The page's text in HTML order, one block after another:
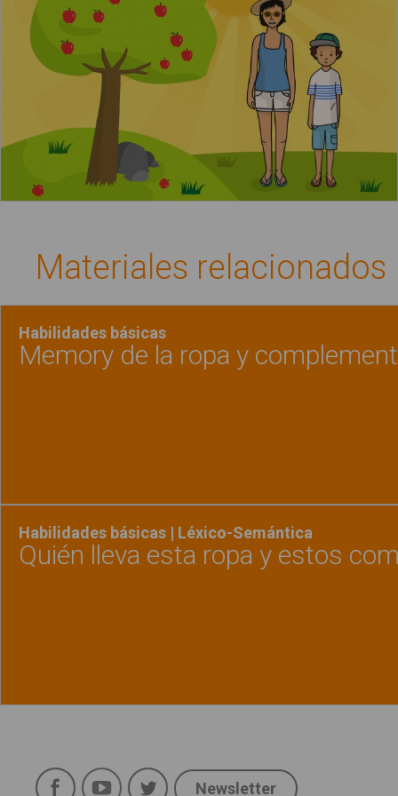
Materiales relacionados
Habilidades básicas
Memory de la ropa y
Habilidades básicas | Léxico-Semántica
Quién lleva esta ropa y estos
FacebookYouTubeTwitter
Newsletter
Legal
Aviso Legal